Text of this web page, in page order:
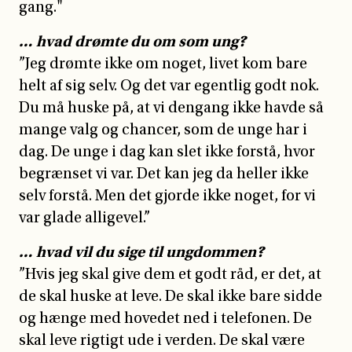
gang."
… hvad drømte du om som ung?
”Jeg drømte ikke om noget, livet kom bare
helt af sig selv. Og det var egentlig godt nok.
Du må huske på, at vi dengang ikke havde så
mange valg og chancer, som de unge har i
dag. De unge i dag kan slet ikke forstå, hvor
begrænset vi var. Det kan jeg da heller ikke
selv forstå. Men det gjorde ikke noget, for vi
var glade alligevel.”
… hvad vil du sige til ungdommen?
”Hvis jeg skal give dem et godt råd, er det, at
de skal huske at leve. De skal ikke bare sidde
og hænge med hovedet ned i telefonen. De
skal leve rigtigt ude i verden. De skal være